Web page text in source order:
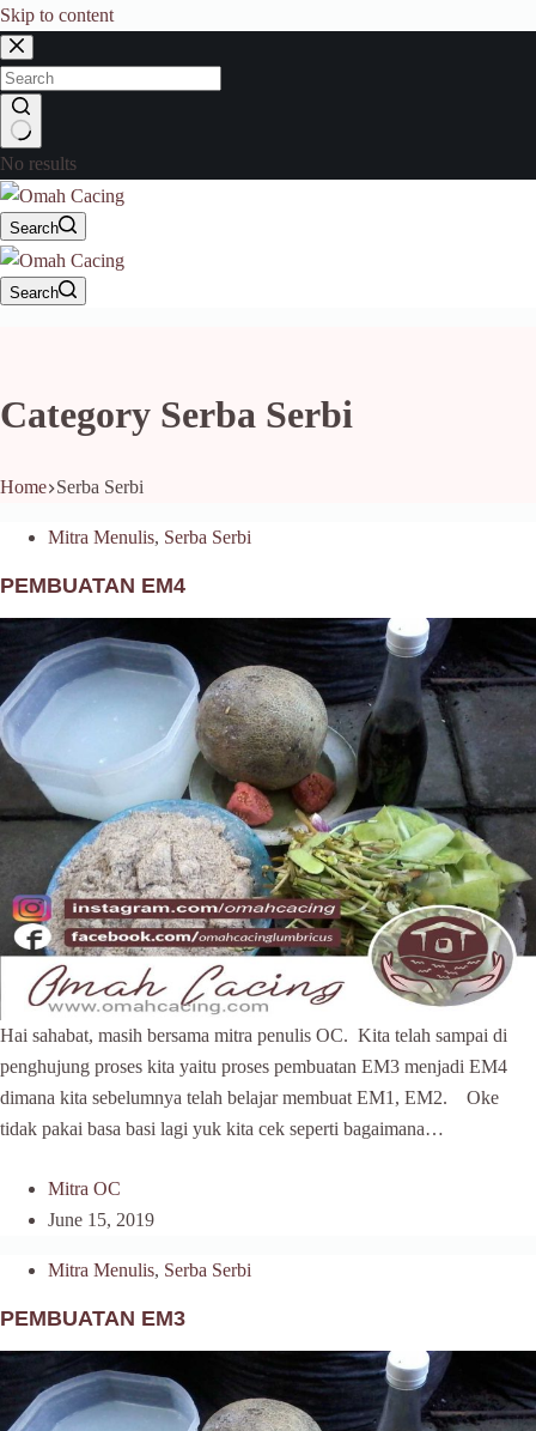
Skip to content
No results
Search
Search
Category Serba Serbi
Home Serba Serbi
Mitra Menulis, Serba Serbi
PEMBUATAN EM4
Hai sahabat, masih bersama mitra penulis OC. Kita telah sampai di
penghujung proses kita yaitu proses pembuatan EM3 menjadi EM4
dimana kita sebelumnya telah belajar membuat EM1, EM2. Oke
tidak pakai basa basi lagi yuk kita cek seperti bagaimana…
Mitra OC
June 15, 2019
Mitra Menulis, Serba Serbi
PEMBUATAN EM3